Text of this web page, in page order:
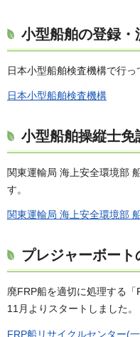
小型船舶の登録・
日本小型船舶検査機構で行っ
日本小型船舶検査機構
小型船舶操縦士免
関東運輸局 海上安全環境部
す。
関東運輸局 海上安全環境部
プレジャーボー
廃FRP船を適切に処理する
11月よりスタートしました。
FRP船リサイクルセンター(